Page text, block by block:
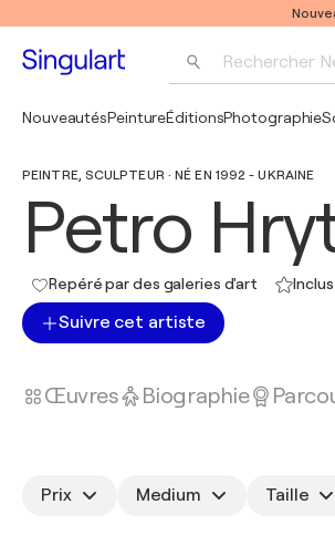
Rechercher
NouveautésPeintureÉditionsPhotographie
PEINTRE, SCULPTEUR · NÉ EN 1992 - UKRAINE
Petro
Repéré par des galeries d'art
Suivre cet artiste
Œuvres Biographie
Prix Medium Taille